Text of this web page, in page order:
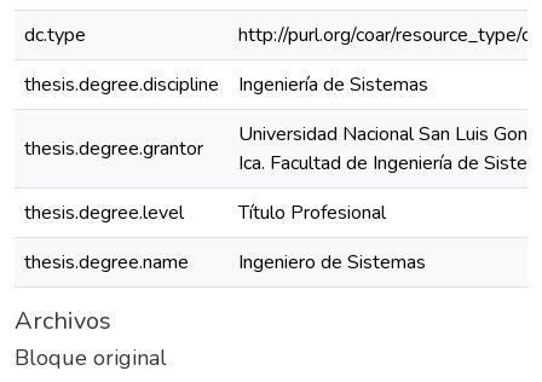
dc.type
http://purl.org/coar/resource_type/
thesis.degree.discipline
Ingeniería de Sistemas
thesis.degree.grantor
Universidad Nacional San Luis
Ica. Facultad de Ingeniería de
thesis.degree.level
Título Profesional
thesis.degree.name
Ingeniero de Sistemas
Archivos
Bloque original